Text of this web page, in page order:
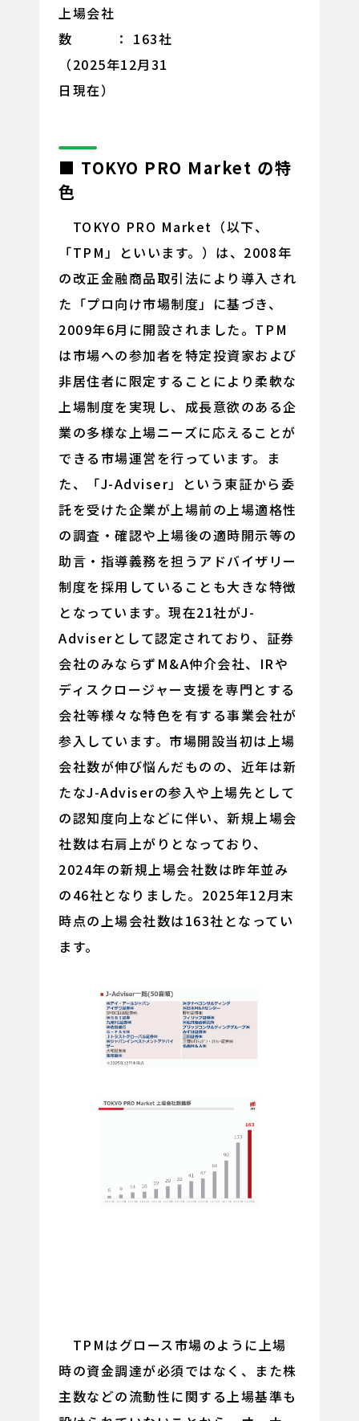
上場会社
数 ： 163社
（2025年12月31
日現在）
■ TOKYO PRO Market の特
色
TOKYO PRO Market（以下、
「TPM」といいます。）は、2008年
の改正金融商品取引法により導入され
た「プロ向け市場制度」に基づき、
2009年6月に開設されました。TPM
は市場への参加者を特定投資家および
非居住者に限定することにより柔軟な
上場制度を実現し、成長意欲のある企
業の多様な上場ニーズに応えることが
できる市場運営を行っています。ま
た、「J-Adviser」という東証から委
託を受けた企業が上場前の上場適格性
の調査・確認や上場後の適時開示等の
助言・指導義務を担うアドバイザリー
制度を採用していることも大きな特徴
となっています。現在21社がJ-
Adviserとして認定されており、証券
会社のみならずM&A仲介会社、IRや
ディスクロージャー支援を専門とする
会社等様々な特色を有する事業会社が
参入しています。市場開設当初は上場
会社数が伸び悩んだものの、近年は新
たなJ-Adviserの参入や上場先として
の認知度向上などに伴い、新規上場会
社数は右肩上がりとなっており、
2024年の新規上場会社数は昨年並み
の46社となりました。2025年12月末
時点の上場会社数は163社となってい
ます。
TPMはグロース市場のように上場
時の資金調達が必須ではなく、また株
主数などの流動性に関する上場基準も